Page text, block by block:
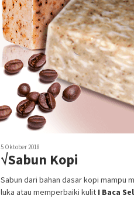
5 Oktober 2018
√Sabun Kopi
Sabun dari bahan dasar kopi mampu
luka atau memperbaiki kulit I Baca